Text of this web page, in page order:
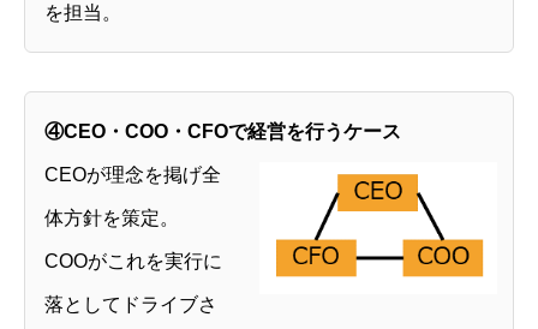
を担当。
④CEO・COO・CFOで経営を行うケース
CEOが理念を掲げ全
体方針を策定。
COOがこれを実行に
落としてドライブさ
理念